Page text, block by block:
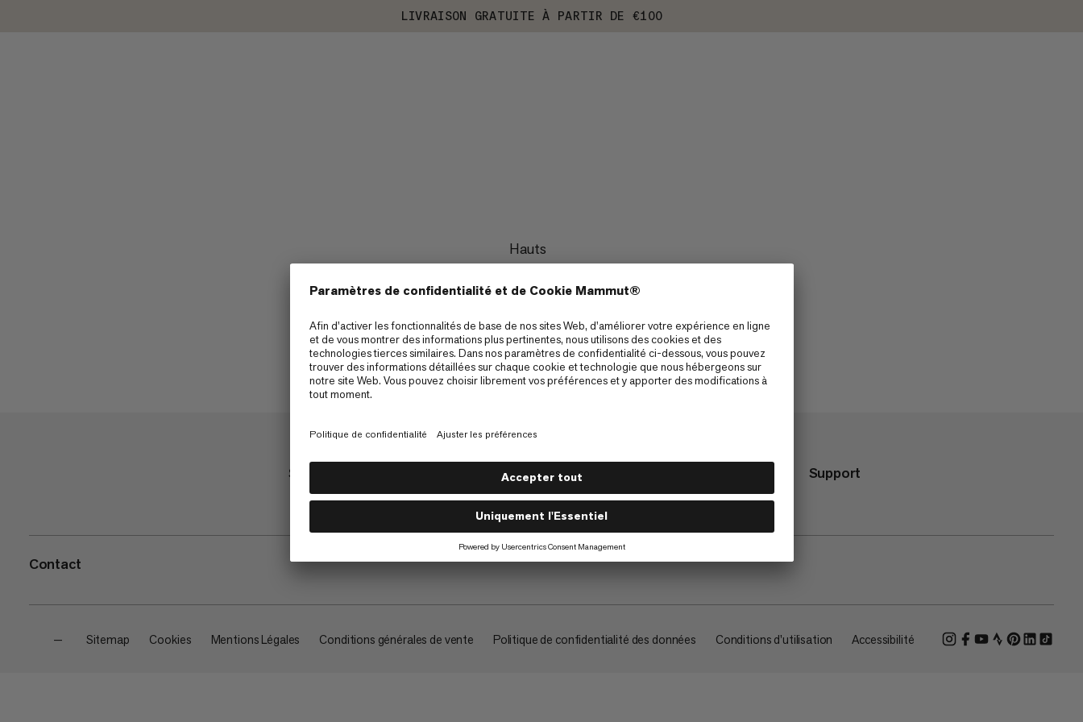
LIVRAISON GRATUITE À PARTIR DE €100
Hauts
Shop À propos Support
Contact
— Sitemap Cookies Mentions Légales Conditions générales de vente Politique de confidentialité des données Conditions d'utilisation Accessibilité